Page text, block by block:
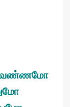
வண்ணமோ